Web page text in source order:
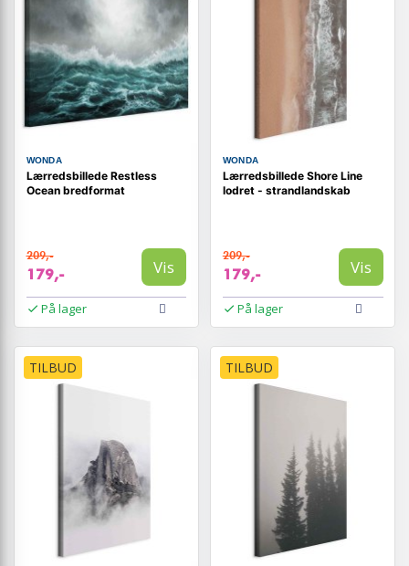
WONDA
Lærredsbillede Restless
Ocean bredformat
209,-
179,- Vis
På lager
WONDA
Lærredsbillede Shore Line
lodret - strandlandskab
209,-
179,- Vis
På lager
TILBUD TILBUD